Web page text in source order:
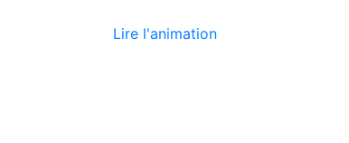
Lire l'animation